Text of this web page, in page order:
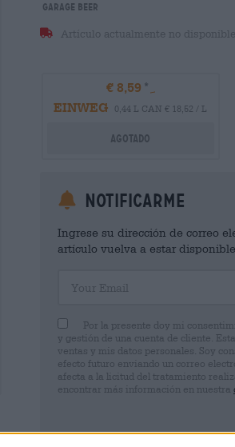
Garage Beer
Artículo actualmente no disponible
€ 8,59
EINWEG
0,44 L CAN € 18,52 / L
Agotado
Notificarme
Ingrese su dirección de correo
artículo vuelva a estar disponible.
Por la presente doy mi
y gestión de una cuenta de cliente.
ventas y mis datos personales. Soy
efecto futuro enviando un correo
afecta a la licitud del tratamiento
encontrar más información en nuestra